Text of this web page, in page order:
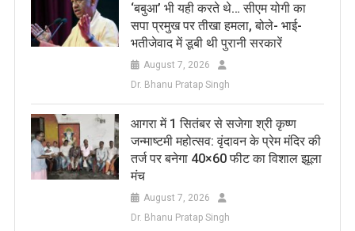
‘बबुआ’ भी यही करते थे… सीएम योगी का
सपा प्रमुख पर तीखा हमला, बोले- भाई-
भतीजेवाद में डूबी थी पुरानी सरकारें
August 7, 2026
Dr. Bhanu Pratap Singh
आगरा में 1 सितंबर से सजेगा श्री कृष्ण
जन्माष्टमी महोत्सव: वृंदावन के प्रेम मंदिर की
तर्ज पर बनेगा 40×60 फीट का विशाल झूला
मंच
August 7, 2026
Dr. Bhanu Pratap Singh